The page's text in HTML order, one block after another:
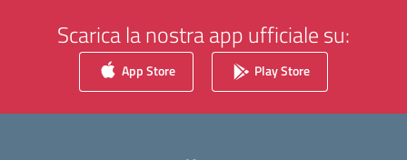
Scarica la nostra app ufficiale su:
App Store Play Store